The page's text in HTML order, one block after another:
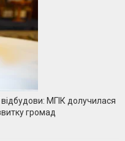
МГІК долучилася
громад